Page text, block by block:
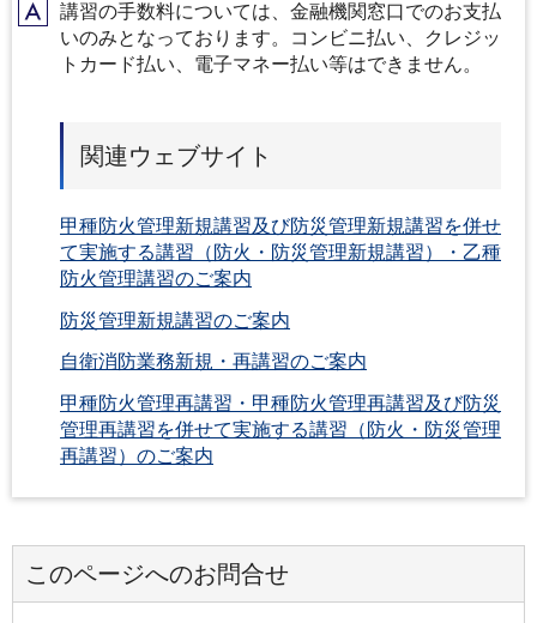
A講習の手数料については、金融機関窓口でのお支払
いのみとなっております。コンビニ払い、クレジッ
トカード払い、電子マネー払い等はできません。
関連ウェブサイト
甲種防火管理新規講習及び防災管理新規講習を併せ
て実施する講習（防火・防災管理新規講習）・乙種
防火管理講習のご案内
防災管理新規講習のご案内
自衛消防業務新規・再講習のご案内
甲種防火管理再講習・甲種防火管理再講習及び防災
管理再講習を併せて実施する講習（防火・防災管理
再講習）のご案内
このページへのお問合せ